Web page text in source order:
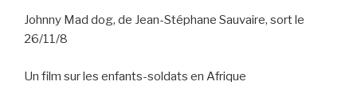
Johnny Mad dog, de Jean-Stéphane Sauvaire, sort le
26/11/8
Un film sur les enfants-soldats en Afrique